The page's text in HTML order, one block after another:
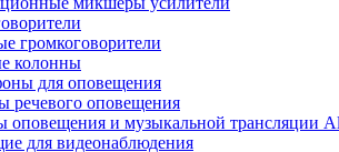
громкоговорители
колонны
для оповещения
речевого оповещения
оповещения и музыкальной трансляции
для видеонаблюдения